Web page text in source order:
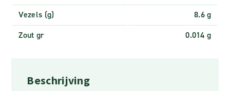
Vezels (g)
8.6 g
Zout gr
0.014 g
Beschrijving